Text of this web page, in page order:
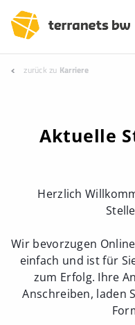
zurück zu Karriere
Aktuelle
Herzlich
Wir bevorzugen
einfach und ist für
zum Erfolg. Ihre
Anschreiben, laden